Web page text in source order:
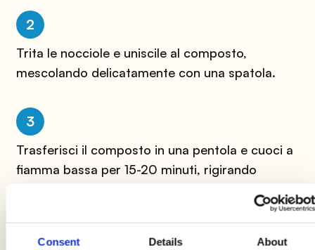
Consent Details About
2
Trita le nocciole e uniscile al composto,
mescolando delicatamente con una spatola.
3
Trasferisci il composto in una pentola e cuoci a
fiamma bassa per 15-20 minuti, rigirando